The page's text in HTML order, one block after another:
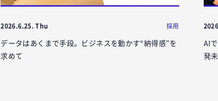
2026.6.25. Thu 採用
データはあくまで手段。ビジネスを動かす“納得感”を
求めて
AI
発